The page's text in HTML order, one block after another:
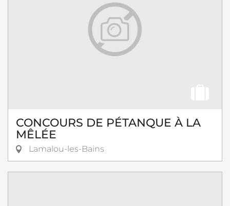
CONCOURS DE PÉTANQUE À LA
MÊLÉE
Lamalou-les-Bains